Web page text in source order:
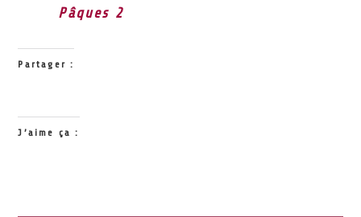
Pâques 2
Partager :
J’aime ça :